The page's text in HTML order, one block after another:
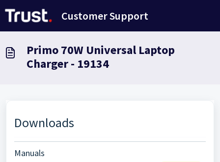
Customer Support
Primo 70W Universal Laptop
Charger - 19134
Downloads
Manuals